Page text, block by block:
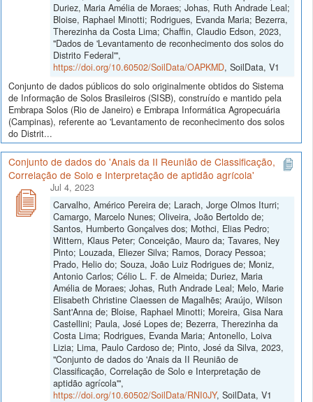
Duriez, Maria Amélia de Moraes; Johas, Ruth Andrade Leal;
Bloise, Raphael Minotti; Rodrigues, Evanda Maria; Bezerra,
Therezinha da Costa Lima; Chaffin, Claudio Edson, 2023,
"Dados de 'Levantamento de reconhecimento dos solos do
Distrito Federal'",
https://doi.org/10.60502/SoilData/OAPKMD, SoilData, V1
Conjunto de dados públicos do solo originalmente obtidos do Sistema
de Informação de Solos Brasileiros (SISB), construído e mantido pela
Embrapa Solos (Rio de Janeiro) e Embrapa Informática Agropecuária
(Campinas), referente ao 'Levantamento de reconhecimento dos solos
do Distrit...
Conjunto de dados do 'Anais da II Reunião de Classificação,
Correlação de Solo e Interpretação de aptidão agrícola'
Jul 4, 2023
Carvalho, Américo Pereira de; Larach, Jorge Olmos Iturri;
Camargo, Marcelo Nunes; Oliveira, João Bertoldo de;
Santos, Humberto Gonçalves dos; Mothci, Elias Pedro;
Wittern, Klaus Peter; Conceição, Mauro da; Tavares, Ney
Pinto; Louzada, Eliezer Silva; Ramos, Doracy Pessoa;
Prado, Helio do; Souza, João Luiz Rodrigues de; Moniz,
Antonio Carlos; Célio L. F. de Almeida; Duriez, Maria
Amélia de Moraes; Johas, Ruth Andrade Leal; Melo, Marie
Elisabeth Christine Claessen de Magalhẽs; Araújo, Wilson
Sant'Anna de; Bloise, Raphael Minotti; Moreira, Gisa Nara
Castellini; Paula, José Lopes de; Bezerra, Therezinha da
Costa Lima; Rodrigues, Evanda Maria; Antonello, Loiva
Lizia; Lima, Paulo Cardoso de; Pinto, José da Silva, 2023,
"Conjunto de dados do 'Anais da II Reunião de
Classificação, Correlação de Solo e Interpretação de
aptidão agrícola'",
https://doi.org/10.60502/SoilData/RNI0JY, SoilData, V1